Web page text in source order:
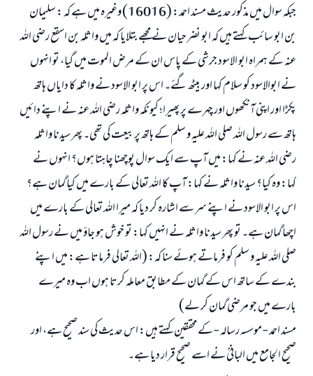
جبکہ سوال میں مذکور حدیث مسند احمد: (16016) وغیرہ میں ہے کہ : سلیمان
بن ابو سائب کہتے ہیں کہ ابو نضر حیان نے مجھے بتلایا کہ میں واثلہ بن اسقع رضی اللہ
عنہ کے ہمراہ ابو الاسود جرشی کے پاس ان کے مرض الموت میں گیا، تو انہوں
نے ابوالاسود کو سلام کہا اور بیٹھ گئے۔ اس پر ابو الاسود نے واثلہ کا دایاں ہاتھ
پکڑا اور اپنی آنکھوں اور چہرے پر پھیرا؛ کیونکہ واثلہ رضی اللہ عنہ نے اپنے دائیں
ہاتھ سے رسول اللہ صلی اللہ علیہ و سلم کے ہاتھ پر بیعت کی تھی۔ پھر سیدنا واثلہ
رضی اللہ عنہ نے کہا: میں آپ سے ایک سوال پوچھنا چاہتا ہوں؟ انہوں نے
کہا: وہ کیا؟ سیدنا واثلہ نے کہا: آپ کا اللہ تعالی کے بارے میں کیا گمان ہے؟
اس پر ابو الاسود نے اپنے سر سے اشارہ کر دیا کہ میرا اللہ تعالی کے بارے میں
اچھا گمان ہے۔ تو پھر سیدنا واثلہ نے انہیں کہا: تو خوش ہو جاؤ میں نے رسول اللہ
صلی اللہ علیہ و سلم کو فرماتے ہوئے سنا کہ: (اللہ تعالی فرماتا ہے: میں اپنے
بندے کے ساتھ اس کے گمان کے مطابق معاملہ کرتا ہوں اب وہ میرے
بارے میں جو مرضی گمان کر لے)
مسند احمد -موسسہ رسالہ -کے محققین کہتے ہیں: اس حدیث کی سند صحیح ہے، اور
صحیح الجامع میں البانیؒ نے اسے صحیح قرار دیا ہے۔